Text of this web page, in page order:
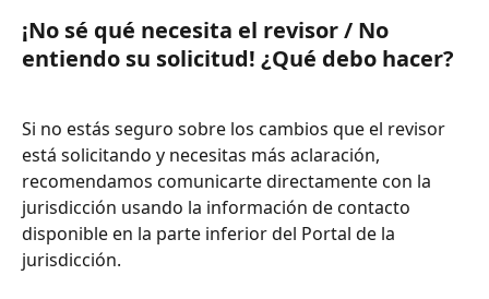
¡No sé qué necesita el revisor / No
entiendo su solicitud! ¿Qué debo hacer?
Si no estás seguro sobre los cambios que el revisor
está solicitando y necesitas más aclaración,
recomendamos comunicarte directamente con la
jurisdicción usando la información de contacto
disponible en la parte inferior del Portal de la
jurisdicción.